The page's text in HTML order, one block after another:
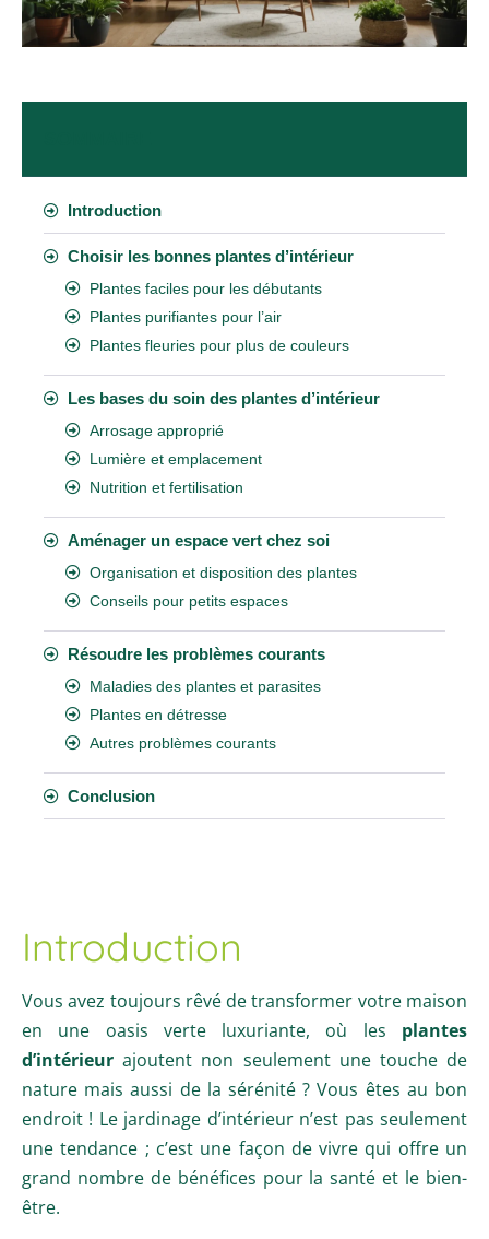
Introduction
Choisir les bonnes plantes d’intérieur
Plantes faciles pour les débutants
Plantes purifiantes pour l’air
Plantes fleuries pour plus de couleurs
Les bases du soin des plantes d’intérieur
Arrosage approprié
Lumière et emplacement
Nutrition et fertilisation
Aménager un espace vert chez soi
Organisation et disposition des plantes
Conseils pour petits espaces
Résoudre les problèmes courants
Maladies des plantes et parasites
Plantes en détresse
Autres problèmes courants
Conclusion
Introduction
Vous avez toujours rêvé de transformer votre maison
en une oasis verte luxuriante, où les plantes
d’intérieur ajoutent non seulement une touche de
nature mais aussi de la sérénité ? Vous êtes au bon
endroit ! Le jardinage d’intérieur n’est pas seulement
une tendance ; c’est une façon de vivre qui offre un
grand nombre de bénéfices pour la santé et le bien-
être.